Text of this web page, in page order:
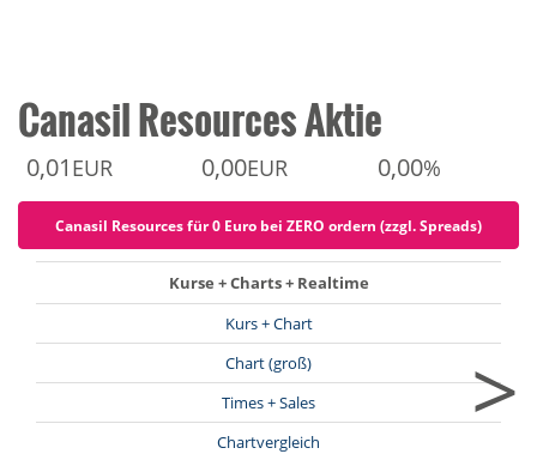
Canasil Resources Aktie
0,01 EUR 0,00EUR 0,00%
Canasil Resources für 0 Euro bei ZERO ordern (zzgl. Spreads)
Kurse + Charts + Realtime
Kurs + Chart
Chart (groß)
Times + Sales
Chartvergleich
>